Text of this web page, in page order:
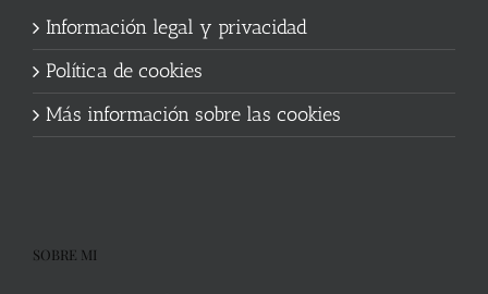
Información legal y privacidad
Política de cookies
Más información sobre las cookies
SOBRE MI